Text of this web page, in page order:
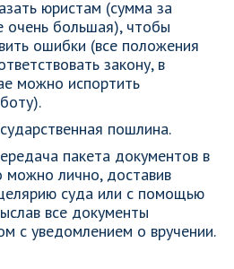
юристам (сумма за
очень большая), чтобы
ошибки (все положения
закону, в
можно испортить
пошлина.
пакета документов в
можно лично, доставив
суда или с помощью
все документы
с уведомлением о вручении.